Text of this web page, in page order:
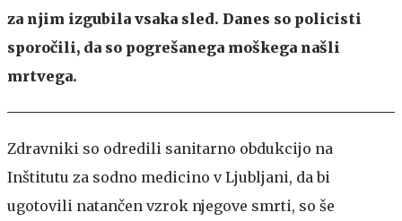
za njim izgubila vsaka sled. Danes so policisti
sporočili, da so pogrešanega moškega našli
mrtvega.
Zdravniki so odredili sanitarno obdukcijo na
Inštitutu za sodno medicino v Ljubljani, da bi
ugotovili natančen vzrok njegove smrti, so še